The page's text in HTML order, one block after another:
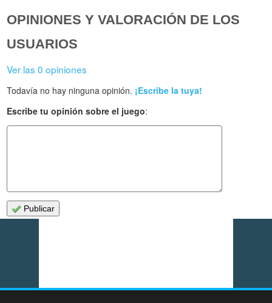
OPINIONES Y VALORACIÓN DE LOS
USUARIOS
Ver las 0 opiniones
Todavía no hay ninguna opinión. ¡Escribe la tuya!
Escribe tu opinión sobre el juego:
Publicar